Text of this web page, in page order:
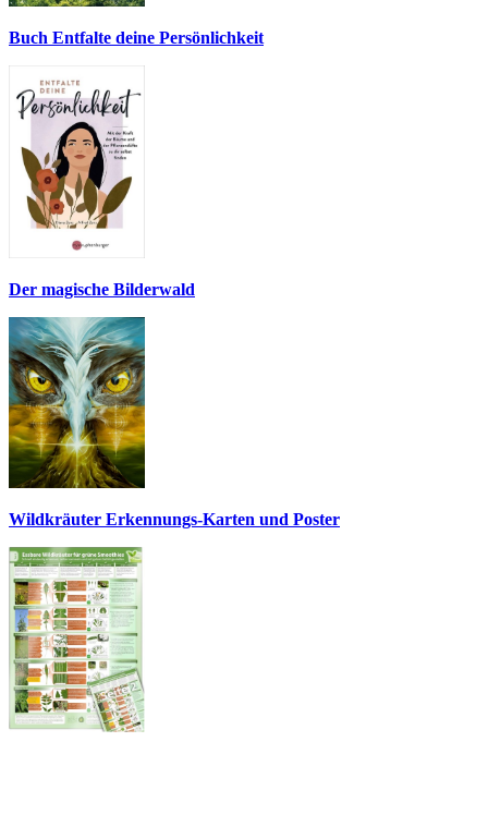
Buch Entfalte deine Persönlichkeit
Der magische Bilderwald
Wildkräuter Erkennungs-Karten und Poster